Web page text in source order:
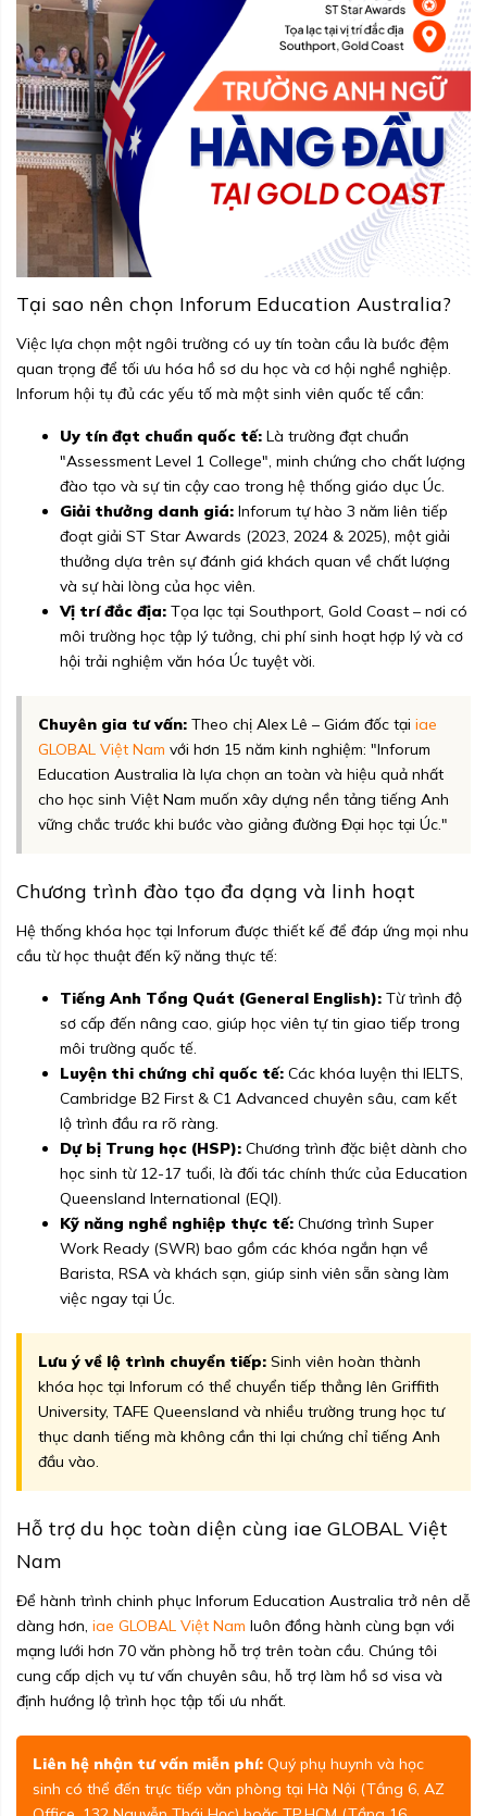
Tại sao nên chọn Inforum Education Australia?
Việc lựa chọn một ngôi trường có uy tín toàn cầu là bước đệm
quan trọng để tối ưu hóa hồ sơ du học và cơ hội nghề nghiệp.
Inforum hội tụ đủ các yếu tố mà một sinh viên quốc tế cần:
Uy tín đạt chuẩn quốc tế: Là trường đạt chuẩn
"Assessment Level 1 College", minh chứng cho chất lượng
đào tạo và sự tin cậy cao trong hệ thống giáo dục Úc.
Giải thưởng danh giá: Inforum tự hào 3 năm liên tiếp
đoạt giải ST Star Awards (2023, 2024 & 2025), một giải
thưởng dựa trên sự đánh giá khách quan về chất lượng
và sự hài lòng của học viên.
Vị trí đắc địa: Tọa lạc tại Southport, Gold Coast – nơi có
môi trường học tập lý tưởng, chi phí sinh hoạt hợp lý và cơ
hội trải nghiệm văn hóa Úc tuyệt vời.
Chuyên gia tư vấn: Theo chị Alex Lê – Giám đốc tại iae
GLOBAL Việt Nam với hơn 15 năm kinh nghiệm: "Inforum
Education Australia là lựa chọn an toàn và hiệu quả nhất
cho học sinh Việt Nam muốn xây dựng nền tảng tiếng Anh
vững chắc trước khi bước vào giảng đường Đại học tại Úc."
Chương trình đào tạo đa dạng và linh hoạt
Hệ thống khóa học tại Inforum được thiết kế để đáp ứng mọi nhu
cầu từ học thuật đến kỹ năng thực tế:
Tiếng Anh Tổng Quát (General English): Từ trình độ
sơ cấp đến nâng cao, giúp học viên tự tin giao tiếp trong
môi trường quốc tế.
Luyện thi chứng chỉ quốc tế: Các khóa luyện thi IELTS,
Cambridge B2 First & C1 Advanced chuyên sâu, cam kết
lộ trình đầu ra rõ ràng.
Dự bị Trung học (HSP): Chương trình đặc biệt dành cho
học sinh từ 12-17 tuổi, là đối tác chính thức của Education
Queensland International (EQI).
Kỹ năng nghề nghiệp thực tế: Chương trình Super
Work Ready (SWR) bao gồm các khóa ngắn hạn về
Barista, RSA và khách sạn, giúp sinh viên sẵn sàng làm
việc ngay tại Úc.
Lưu ý về lộ trình chuyển tiếp: Sinh viên hoàn thành
khóa học tại Inforum có thể chuyển tiếp thẳng lên Griffith
University, TAFE Queensland và nhiều trường trung học tư
thục danh tiếng mà không cần thi lại chứng chỉ tiếng Anh
đầu vào.
Hỗ trợ du học toàn diện cùng iae GLOBAL Việt
Nam
Để hành trình chinh phục Inforum Education Australia trở nên dễ
dàng hơn, iae GLOBAL Việt Nam luôn đồng hành cùng bạn với
mạng lưới hơn 70 văn phòng hỗ trợ trên toàn cầu. Chúng tôi
cung cấp dịch vụ tư vấn chuyên sâu, hỗ trợ làm hồ sơ visa và
định hướng lộ trình học tập tối ưu nhất.
Liên hệ nhận tư vấn miễn phí: Quý phụ huynh và học
sinh có thể đến trực tiếp văn phòng tại Hà Nội (Tầng 6, AZ